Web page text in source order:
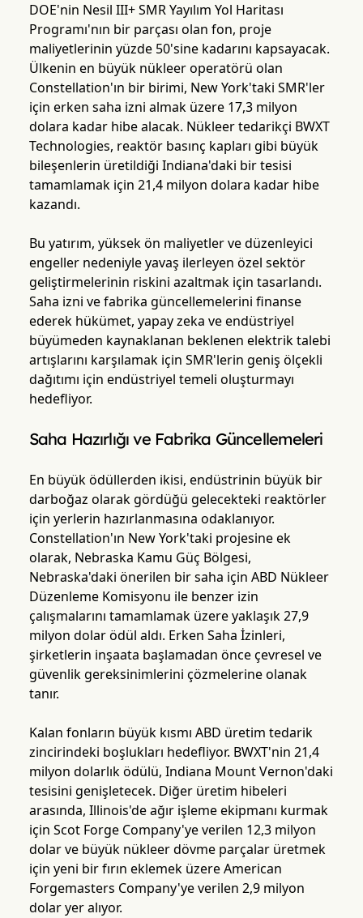
DOE'nin Nesil III+ SMR Yayılım Yol Haritası
Programı'nın bir parçası olan fon, proje
maliyetlerinin yüzde 50'sine kadarını kapsayacak.
Ülkenin en büyük nükleer operatörü olan
Constellation'ın bir birimi, New York'taki SMR'ler
için erken saha izni almak üzere 17,3 milyon
dolara kadar hibe alacak. Nükleer tedarikçi BWXT
Technologies, reaktör basınç kapları gibi büyük
bileşenlerin üretildiği Indiana'daki bir tesisi
tamamlamak için 21,4 milyon dolara kadar hibe
kazandı.
Bu yatırım, yüksek ön maliyetler ve düzenleyici
engeller nedeniyle yavaş ilerleyen özel sektör
geliştirmelerinin riskini azaltmak için tasarlandı.
Saha izni ve fabrika güncellemelerini finanse
ederek hükümet, yapay zeka ve endüstriyel
büyümeden kaynaklanan beklenen elektrik talebi
artışlarını karşılamak için SMR'lerin geniş ölçekli
dağıtımı için endüstriyel temeli oluşturmayı
hedefliyor.
Saha Hazırlığı ve Fabrika Güncellemeleri
En büyük ödüllerden ikisi, endüstrinin büyük bir
darboğaz olarak gördüğü gelecekteki reaktörler
için yerlerin hazırlanmasına odaklanıyor.
Constellation'ın New York'taki projesine ek
olarak, Nebraska Kamu Güç Bölgesi,
Nebraska'daki önerilen bir saha için ABD Nükleer
Düzenleme Komisyonu ile benzer izin
çalışmalarını tamamlamak üzere yaklaşık 27,9
milyon dolar ödül aldı. Erken Saha İzinleri,
şirketlerin inşaata başlamadan önce çevresel ve
güvenlik gereksinimlerini çözmelerine olanak
tanır.
Kalan fonların büyük kısmı ABD üretim tedarik
zincirindeki boşlukları hedefliyor. BWXT'nin 21,4
milyon dolarlık ödülü, Indiana Mount Vernon'daki
tesisini genişletecek. Diğer üretim hibeleri
arasında, Illinois'de ağır işleme ekipmanı kurmak
için Scot Forge Company'ye verilen 12,3 milyon
dolar ve büyük nükleer dövme parçalar üretmek
için yeni bir fırın eklemek üzere American
Forgemasters Company'ye verilen 2,9 milyon
dolar yer alıyor.